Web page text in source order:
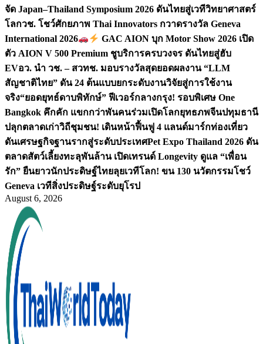
จัด Japan–Thailand Symposium 2026 ดันไทยสู่เวทีวิทยาศาสตร์
โลกวช. โชว์ศักยภาพ Thai Innovators กวาดรางวัล Geneva
International 2026
GAC AION บุก Motor Show 2026 เปิด
ตัว AION V 500 Premium ชูบริการครบวงจร ดันไทยสู่ฮับ
EVอว. นำ วช. – สวทช. มอบรางวัลสุดยอดผลงาน “LLM
สัญชาติไทย” ดัน 24 ต้นแบบยกระดับงานวิจัยสู่การใช้งาน
จริง“ยอดยุทธ์ดาบพิทักษ์” ฟีเวอร์กลางกรุง! รอบพิเศษ One
Bangkok คึกคัก แขกกว่าพันคนร่วมเปิดโลกยุทธภพจีนปทุมธานี
ปลุกตลาดเก่าวิถีชุมชน! เดินหน้าฟื้นฟู 4 แลนด์มาร์กท่องเที่ยว
ดันเศรษฐกิจฐานรากสู่ระดับประเทศPet Expo Thailand 2026 ดัน
ตลาดสัตว์เลี้ยงทะลุพันล้าน เปิดเทรนด์ Longevity ดูแล “เพื่อน
รัก” ยืนยาวนักประดิษฐ์ไทยลุยเวทีโลก! ขน 130 นวัตกรรมโชว์
Geneva เวทีสิ่งประดิษฐ์ระดับยุโรป
August 6, 2026